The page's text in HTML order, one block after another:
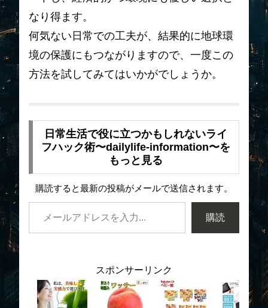
なり得ます。
何気ない日常での工夫が、結果的に地球環
境の保護にもつながりますので、一度この
方法を試してみてはいかがでしょうか。
日常生活で役に立つかもしれないライ
フハック術〜dailylife-information〜を
もっと見る
購読すると最新の投稿がメールで送信されます。
購読
スポンサーリンク